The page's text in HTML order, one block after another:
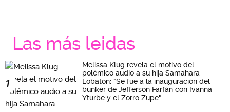
Las más leidas
1
Melissa Klug revela el motivo del
polémico audio a su hija Samahara
Lobatón: "Se fue a la inauguración del
búnker de Jefferson Farfán con Ivanna
Yturbe y el Zorro Zupe"